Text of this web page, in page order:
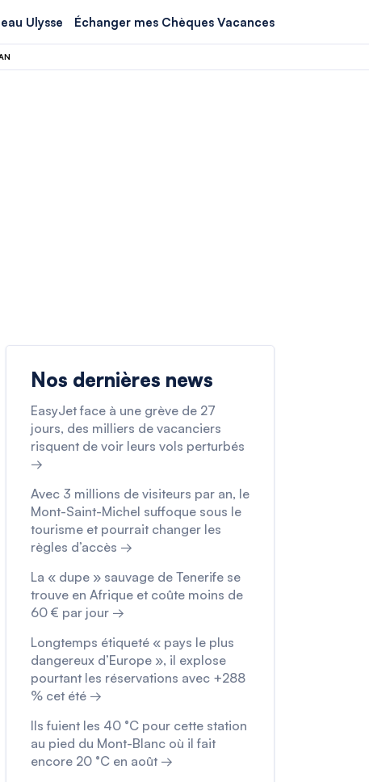
Ulysse Échanger mes Chèques Vacances
Nos dernières news
EasyJet face à une grève de 27
jours, des milliers de vacanciers
risquent de voir leurs vols perturbés
→
Avec 3 millions de visiteurs par an, le
Mont-Saint-Michel suffoque sous le
tourisme et pourrait changer les
règles d’accès →
La « dupe » sauvage de Tenerife se
trouve en Afrique et coûte moins de
60 € par jour →
Longtemps étiqueté « pays le plus
dangereux d’Europe », il explose
pourtant les réservations avec +288
% cet été →
Ils fuient les 40 °C pour cette station
au pied du Mont-Blanc où il fait
encore 20 °C en août →